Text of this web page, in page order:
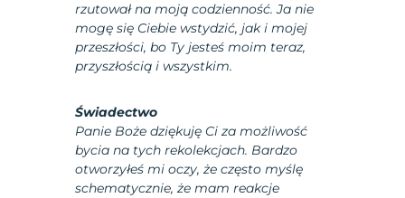
rzutował na moją codzienność. Ja nie
mogę się Ciebie wstydzić, jak i mojej
przeszłości, bo Ty jesteś moim teraz,
przyszłością i wszystkim.
Świadectwo
Panie Boże dziękuję Ci za możliwość
bycia na tych rekolekcjach. Bardzo
otworzyłeś mi oczy, że często myślę
schematycznie, że mam reakcje